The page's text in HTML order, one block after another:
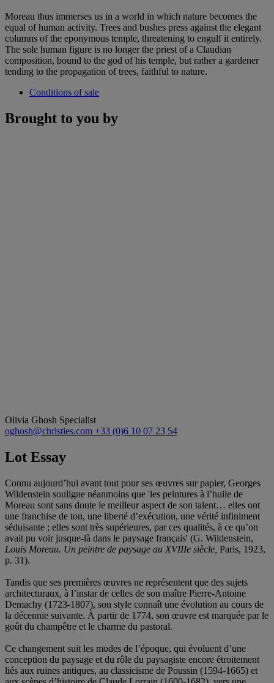
Moreau thus immerses us in a world in which nature becomes the
equal of human activity. Trees and bushes press against the elegant
columns of the eponymous temple, threatening to engulf it entirely.
The sole human figure is no longer the priest of a Claudian
composition, bound to the god of his temple, but rather a gardener
tending to the propagation of trees, faithful to nature.
Conditions of sale
Brought to you by
Olivia Ghosh Specialist
oghosh@christies.com +33 (0)6 10 07 23 54
Lot Essay
Connu aujourd’hui avant tout pour ses œuvres sur papier, Georges
Wildenstein souligne néanmoins que 'les peintures à l’huile de
Moreau sont sans doute le meilleur aspect de son talent… elles ont
une franchise de ton, une liberté d’exécution, une vérité infiniment
séduisante ; elles sont très supérieures, par ces qualités, à ce qu’on
avait pu voir jusque-là dans le paysage français' (G. Wildenstein,
Louis Moreau. Un peintre de paysage au XVIIIe siècle, Paris, 1923,
p. 31).
Tandis que ses premières œuvres ne représentent que des sujets
architecturaux, à l’instar de celles de son maître Pierre-Antoine
Demachy (1723-1807), son style connaît une évolution au cours de
la décennie suivante. À partir de 1774, son œuvre est marquée par le
goût du champêtre et le charme du pastoral.
Ce changement suit les modes de l’époque, qui évoluent d’une
conception du paysage et du rôle du paysagiste encore étroitement
liés aux ruines antiques, au classicisme de Poussin (1594-1665) et